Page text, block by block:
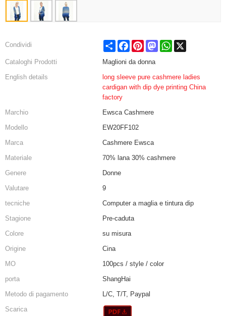
Condividi Share FacebookPinterestMastodonWhatsApp
Cataloghi Prodotti
Maglioni da donna
English details
long sleeve pure cashmere ladies
cardigan with dip dye printing China
factory
Marchio
Ewsca Cashmere
Modello
EW20FF102
Marca
Cashmere Ewsca
Materiale
70% lana 30% cashmere
Genere
Donne
Valutare
9
tecniche
Computer a maglia e tintura dip
Stagione
Pre-caduta
Colore
su misura
Origine
Cina
MO
100pcs / style / color
porta
ShangHai
Metodo di pagamento
L/C, T/T, Paypal
Scarica